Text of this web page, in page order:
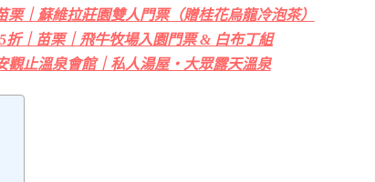
栗｜蘇維拉莊園雙人門票（贈桂花烏龍冷泡茶）
折｜苗栗｜飛牛牧場入園門票 & 白布丁組
觀止溫泉會館｜私人湯屋・大眾露天溫泉